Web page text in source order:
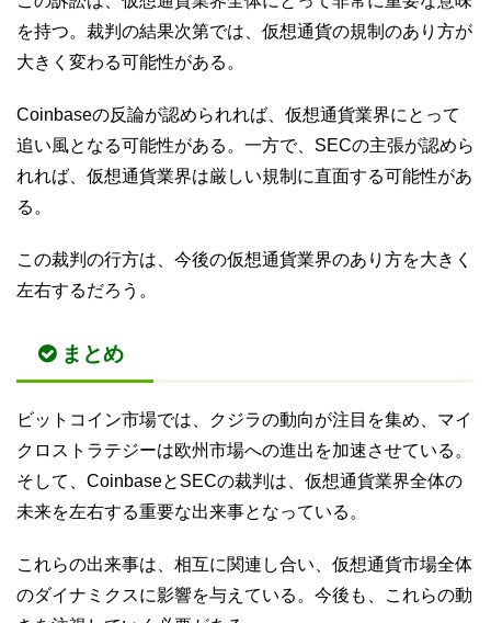
を持つ。裁判の結果次第では、仮想通貨の規制のあり方が
大きく変わる可能性がある。
Coinbaseの反論が認められれば、仮想通貨業界にとって
追い風となる可能性がある。一方で、SECの主張が認めら
れれば、仮想通貨業界は厳しい規制に直面する可能性があ
る。
この裁判の行方は、今後の仮想通貨業界のあり方を大きく
左右するだろう。
まとめ
ビットコイン市場では、クジラの動向が注目を集め、マイ
クロストラテジーは欧州市場への進出を加速させている。
そして、CoinbaseとSECの裁判は、仮想通貨業界全体の
未来を左右する重要な出来事となっている。
これらの出来事は、相互に関連し合い、仮想通貨市場全体
のダイナミクスに影響を与えている。今後も、これらの動